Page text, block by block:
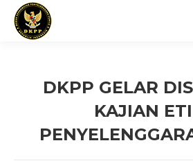
DKPP GELAR
KAJIAN